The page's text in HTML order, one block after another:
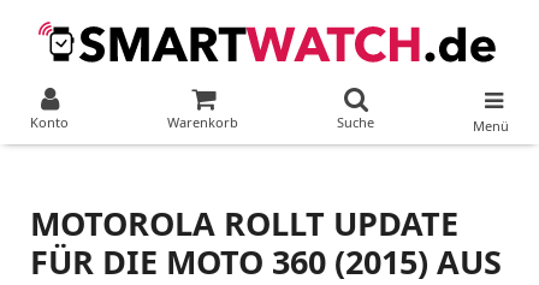
Konto Warenkorb Suche Menü
MOTOROLA ROLLT UPDATE
FÜR DIE MOTO 360 (2015) AUS